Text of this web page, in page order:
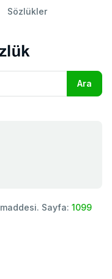
Sözlükler
maddesi. Sayfa: 1099